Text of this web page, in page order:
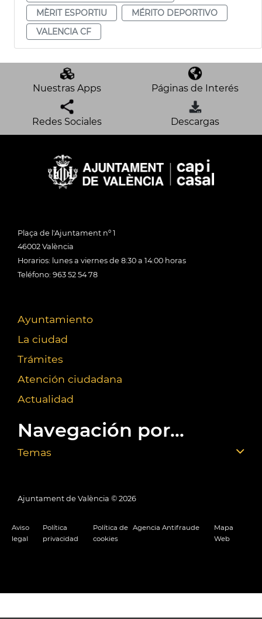
MÈRIT ESPORTIU
MÉRITO DEPORTIVO
VALENCIA CF
Nuestras Apps Páginas de Interés
Redes Sociales Descargas
Plaça de l'Ajuntament nº 1
46002 València
Horarios: lunes a viernes de 8:30 a 14:00 horas
Teléfono: 963 52 54 78
Ayuntamiento
La ciudad
Trámites
Atención ciudadana
Actualidad
Navegación por...
Temas
Ajuntament de València © 2026
Aviso
legal
Política
privacidad
Política de
cookies
Agencia Antifraude
Mapa
Web